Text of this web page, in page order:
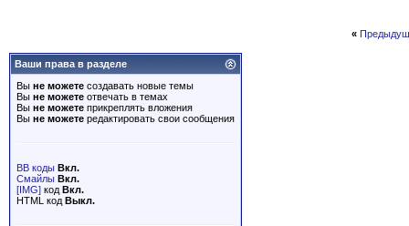
«
Ваши права в разделе
Вы не можете создавать новые темы
Вы не можете отвечать в темах
Вы не можете прикреплять вложения
Вы не можете редактировать свои сообщения
BB коды Вкл.
Смайлы Вкл.
[IMG] код Вкл.
HTML код Выкл.